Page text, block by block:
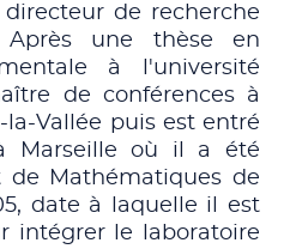
directeur de recherche
une thèse en
à l'université
de conférences à
la-Vallée puis est entré
Marseille où il a été
Mathématiques de
date à laquelle il est
intégrer le laboratoire